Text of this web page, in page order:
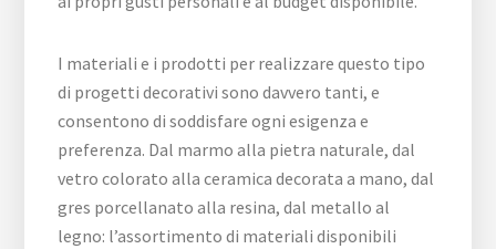
I materiali e i prodotti per realizzare questo tipo
di progetti decorativi sono davvero tanti, e
consentono di soddisfare ogni esigenza e
preferenza. Dal marmo alla pietra naturale, dal
vetro colorato alla ceramica decorata a mano, dal
gres porcellanato alla resina, dal metallo al
legno: l’assortimento di materiali disponibili